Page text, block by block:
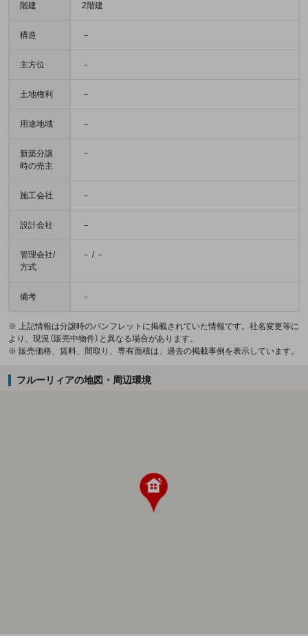
階建 2階建
構造 －
主方位 －
土地権利 －
用途地域 －
新築分譲
時の売主
－
施工会社 －
設計会社 －
管理会社/
方式
－ / －
備考 －
※ 上記情報は分譲時のパンフレットに掲載されていた情報です。社名変更等に
より、現況（販売中物件）と異なる場合があります。
※ 販売価格、賃料、間取り、専有面積は、過去の掲載事例を表示しています。
フルーリィアの地図・周辺環境